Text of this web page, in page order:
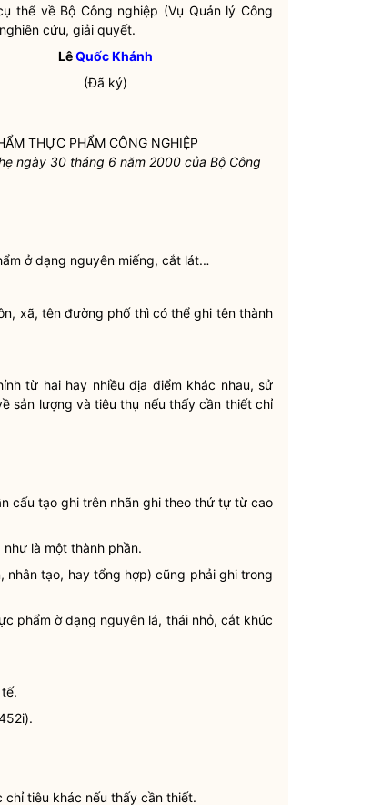
thể về Bộ Công nghiệp (Vụ Quản lý Công
cứu, giải quyết.
LêQuốc Khánh
(Đã ký)
THỰC PHẨM CÔNG NGHIỆP
ngày 30 tháng 6 năm 2000 của Bộ Công
ở dạng nguyên miếng, cắt lát...
xã, tên đường phố thì có thể ghi tên thành
từ hai hay nhiều địa điểm khác nhau, sử
sản lượng và tiêu thụ nếu thấy cần thiết chỉ
cấu tạo ghi trên nhãn ghi theo thứ tự từ cao
là một thành phần.
nhân tạo, hay tổng hợp) cũng phải ghi trong
phẩm ờ dạng nguyên lá, thái nhỏ, cắt khúc
tiêu khác nếu thấy cần thiết.